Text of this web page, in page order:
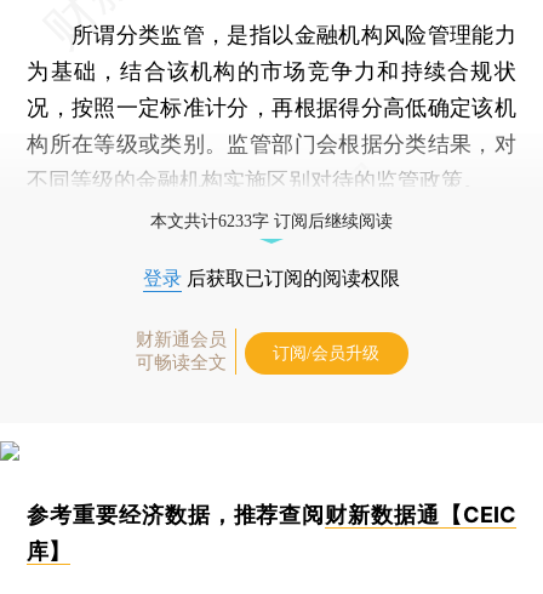
所谓分类监管，是指以金融机构风险管理能力
为基础，结合该机构的市场竞争力和持续合规状
况，按照一定标准计分，再根据得分高低确定该机
构所在等级或类别。监管部门会根据分类结果，对
不同等级的金融机构实施区别对待的监管政策。
本文共计6233字 订阅后继续阅读
登录 后获取已订阅的阅读权限
财新通会员
可畅读全文
订阅/会员升级
参考重要经济数据，推荐查阅 财新数据通【CEIC
库】